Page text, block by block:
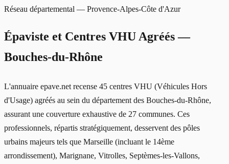
Réseau départemental — Provence-Alpes-Côte d'Azur
Épaviste et Centres VHU Agréés —
Bouches-du-Rhône
L'annuaire epave.net recense 45 centres VHU (Véhicules Hors
d'Usage) agréés au sein du département des Bouches-du-Rhône,
assurant une couverture exhaustive de 27 communes. Ces
professionnels, répartis stratégiquement, desservent des pôles
urbains majeurs tels que Marseille (incluant le 14ème
arrondissement), Marignane, Vitrolles, Septèmes-les-Vallons,